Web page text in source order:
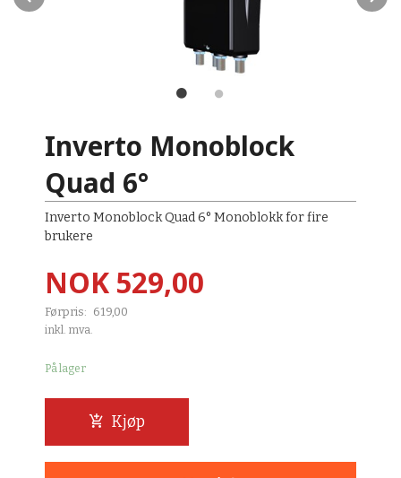
Inverto Monoblock
Quad 6°
Inverto Monoblock Quad 6° Monoblokk for fire
brukere
Tilbud
NOK 529,00
Førpris: 619,00
Rabatt
inkl. mva.
På lager
Kjøp